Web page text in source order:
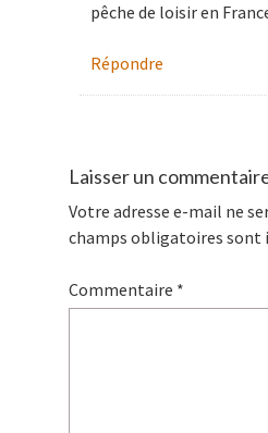
pêche de loisir en
Répondre
Laisser un
Votre adresse e-mail ne
champs obligatoires sont
Commentaire *